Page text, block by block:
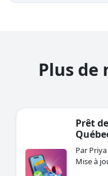
Plus de
Prêt
Par
Mise à